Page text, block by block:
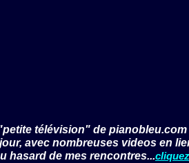
télévision" de pianobleu.com
avec nombreuses videos en
hasard de mes rencontres...